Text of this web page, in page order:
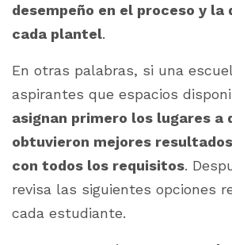
desempeño en el proceso y la
cada plantel.
En otras palabras, si una
aspirantes que espacios
asignan primero los lugares a
obtuvieron mejores
con todos los requisitos.
revisa las siguientes opciones
cada estudiante.